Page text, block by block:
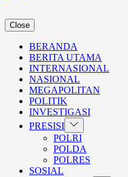
Close
BERANDA
BERITA UTAMA
INTERNASIONAL
NASIONAL
MEGAPOLITAN
POLITIK
INVESTIGASI
PRESISI Show
sub
menu
POLRI
POLDA
POLRES
SOSIAL